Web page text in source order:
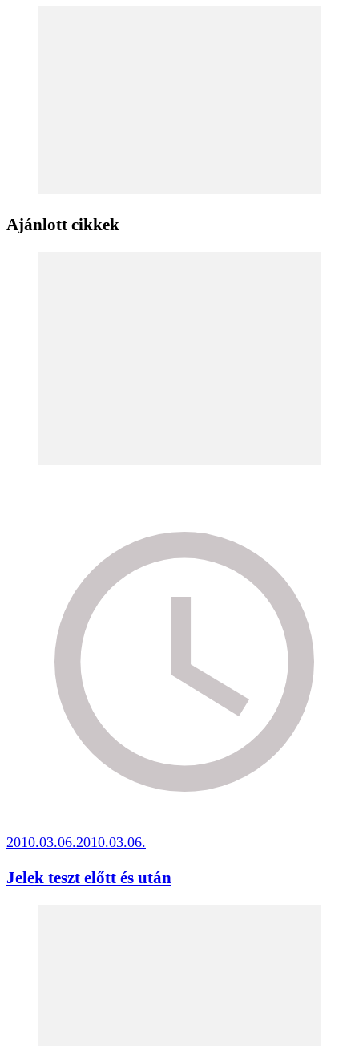
Ajánlott cikkek
2010.03.06.2010.03.06.
Jelek teszt előtt és után